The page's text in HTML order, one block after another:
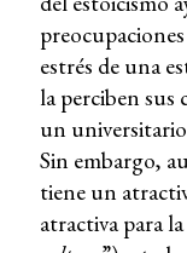
estrés de una
la perciben sus
un
Sin embargo,
tiene un
atractiva para